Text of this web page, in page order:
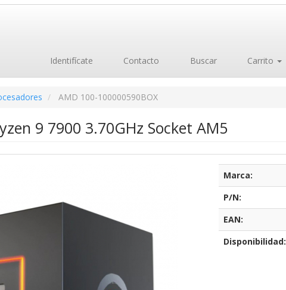
Identifícate Contacto Buscar Carrito
AMD 100-100000590BOX
9 7900 3.70GHz Socket AM5
Marca:
P/N:
EAN:
Disponibilidad: